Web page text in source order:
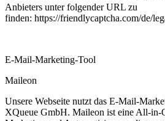
Anbieters unter folgender URL zu
finden: https://friendlycaptcha.com/de/
E-Mail-Marketing-Tool
Maileon
Unsere Webseite nutzt das E-Mail-
XQueue GmbH. Maileon ist eine All-